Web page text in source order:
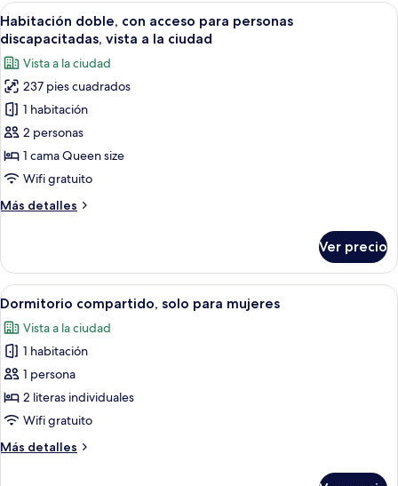
Abrir
todas
las
fotos
de
Habitación
doble,
con
acceso
personas
a
la
ciudad
4
Habitación doble, con acceso para personas
discapacitadas, vista a la ciudad
Vista a la ciudad
237 pies cuadrados
1 habitación
2 personas
1 cama Queen size
Wifi gratuito
Más detalles
Más
doble,
con
acceso
personas
discapacitadas,
vista
a
la
ciudad
Ver precio
Abrir
todas
las
fotos
de
Dormitorio
compartido,
para
Una cama litera con escalera, un
4
Dormitorio compartido, solo para mujeres
Vista a la ciudad
1 habitación
1 persona
2 literas individuales
Wifi gratuito
Más detalles
Más